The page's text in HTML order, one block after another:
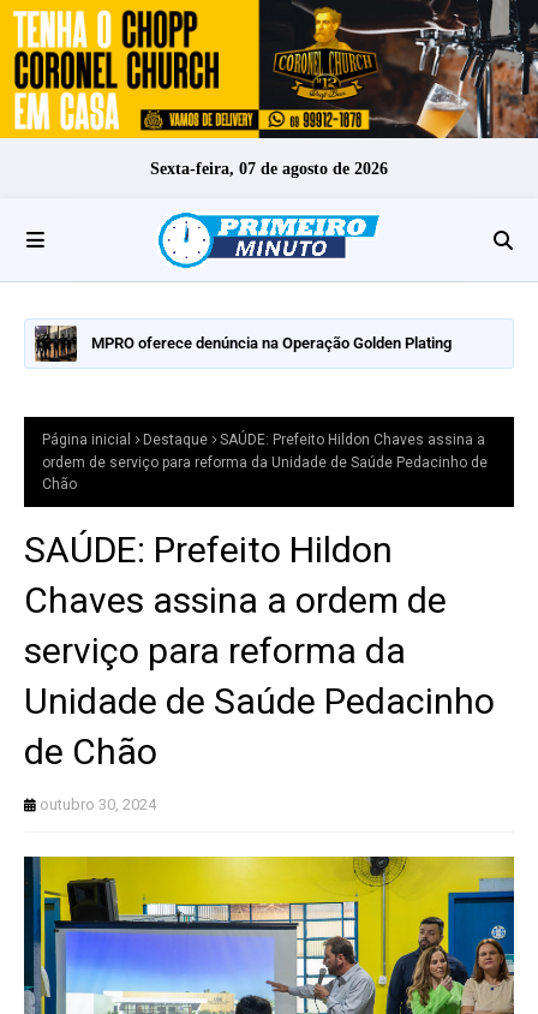
Sexta-feira, 07 de agosto de 2026
MPRO oferece denúncia na Operação Golden Plating
Página inicial Destaque
SAÚDE: Prefeito Hildon Chaves assina a
ordem de serviço para reforma da Unidade de Saúde Pedacinho de
Chão
SAÚDE: Prefeito Hildon
Chaves assina a ordem de
serviço para reforma da
Unidade de Saúde Pedacinho
de Chão
outubro 30, 2024